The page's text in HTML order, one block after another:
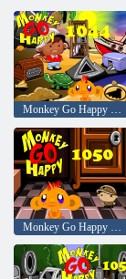
Monkey Go Happy Stage 1044
Monkey Go Happy Stage 1050